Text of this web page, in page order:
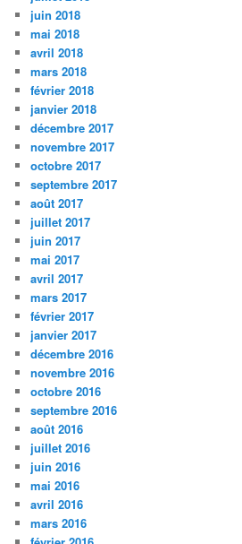
juin 2018
mai 2018
avril 2018
mars 2018
février 2018
janvier 2018
décembre 2017
novembre 2017
octobre 2017
septembre 2017
août 2017
juillet 2017
juin 2017
mai 2017
avril 2017
mars 2017
février 2017
janvier 2017
décembre 2016
novembre 2016
octobre 2016
septembre 2016
août 2016
juillet 2016
juin 2016
mai 2016
avril 2016
mars 2016